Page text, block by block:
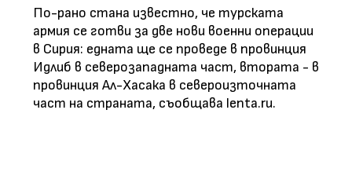
По-рано стана известно, че турската
армия се готви за две нови военни операции
в Сирия: едната ще се проведе в провинция
Идлиб в северозападната част, втората - в
провинция Ал-Хасака в североизточната
част на страната, съобщава lenta.ru.